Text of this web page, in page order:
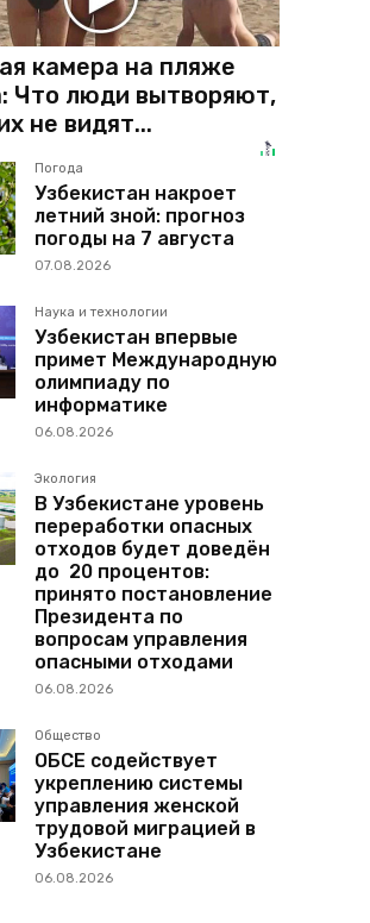
камера на пляже
Что люди вытворяют,
не видят...
Погода
Узбекистан накроет
летний зной: прогноз
погоды на 7 августа
07.08.2026
Наука и технологии
Узбекистан впервые
примет Международную
олимпиаду по
информатике
06.08.2026
Экология
В Узбекистане уровень
переработки опасных
отходов будет доведён
до 20 процентов:
принято постановление
Президента по
вопросам управления
опасными отходами
06.08.2026
Общество
ОБСЕ содействует
укреплению системы
управления женской
трудовой миграцией в
Узбекистане
06.08.2026